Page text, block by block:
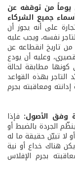
يوماً من توقفه عن
جميع الشركاء
التجارة على أنه يجوز أن
نفسه، ويجب عليه
تاريخ انقطاعه عن
وعليه أن يودع
مطابقة لحالة
التاجر بهذه القواعد
ومعاقبته بجرم
وفق الأصول: فإذا
الجردة بالضبط أو
لا تبيّن حقيقة ما له
هناك خداع أو نية
بجرم الإفلاس